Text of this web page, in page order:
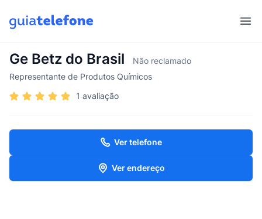
Ge Betz do Brasil
Não reclamado
Representante de Produtos Químicos
1 avaliação
Ver telefone
Ver endereço